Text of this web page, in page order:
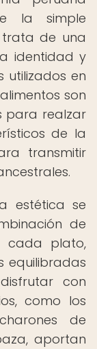
la simple
trata de una
identidad y
utilizados en
son
para realzar
de la
transmitir
estética se
de
cada plato,
equilibradas
con
como los
de
aportan